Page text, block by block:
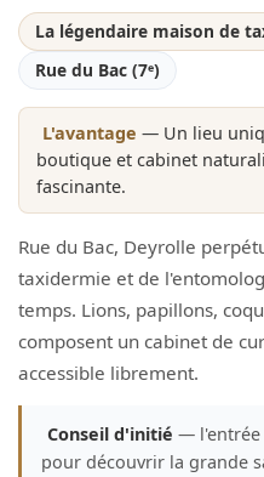
La légendaire maison de
Rue du Bac (7ᵉ)
L'avantage — Un lieu
boutique et cabinet
fascinante.
Rue du Bac, Deyrolle
taxidermie et de
temps. Lions, papillons,
composent un cabinet de
accessible librement.
Conseil d'initié — l'entrée
pour découvrir la grande